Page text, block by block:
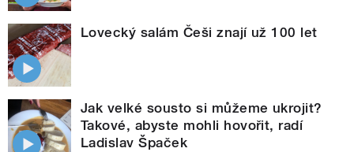
Lovecký salám Češi znají už 100 let
Jak velké sousto si můžeme ukrojit?
Takové, abyste mohli hovořit, radí
Ladislav Špaček